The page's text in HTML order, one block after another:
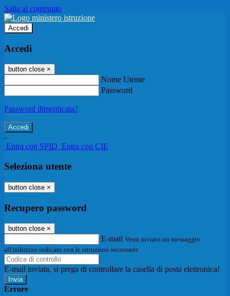
Salta al contenuto
Accedi
Accedi
button close ×
Nome Utente
Password
Password dimenticata?
-
Entra con SPID Entra con CIE
Seleziona utente
button close ×
Recupero password
button close ×
E-mail Verrà inviato un messaggio
all'indirizzo indicato con le istruzioni necessarie.
E-mail inviata, si prega di controllare la casella di posta elettronica!
Errore